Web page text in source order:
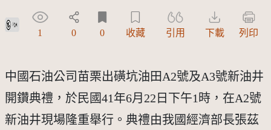
公眾領域標章(PDM)
1 0 0 收藏 引用 下載 列印
中國石油公司苗栗出磺坑油田A2號及A3號新油井
開鑽典禮，於民國41年6月22日下午1時，在A2號
新油井現場隆重舉行。典禮由我國經濟部長張茲